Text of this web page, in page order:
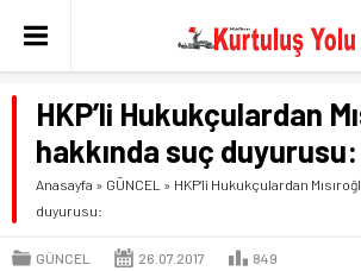
HKP’li Hukukçulardan
hakkında suç duyurusu:
Anasayfa » GÜNCEL » HKP’li Hukukçulardan
duyurusu:
GÜNCEL 26.07.2017 849